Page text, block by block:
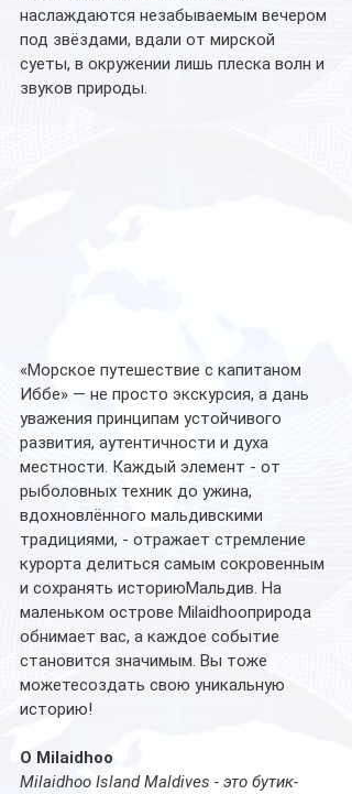
наслаждаются незабываемым вечером
под звёздами, вдали от мирской
суеты, в окружении лишь плеска волн и
звуков природы.
«Морское путешествие с капитаном
Иббе» — не просто экскурсия, а дань
уважения принципам устойчивого
развития, аутентичности и духа
местности. Каждый элемент - от
рыболовных техник до ужина,
вдохновлённого мальдивскими
традициями, - отражает стремление
курорта делиться самым сокровенным
и сохранять историюМальдив. На
маленьком острове Milaidhooприрода
обнимает вас, а каждое событие
становится значимым. Вы тоже
можетесоздать свою уникальную
историю!
О Milaidhoo
Milaidhoo Island Maldives - это бутик-